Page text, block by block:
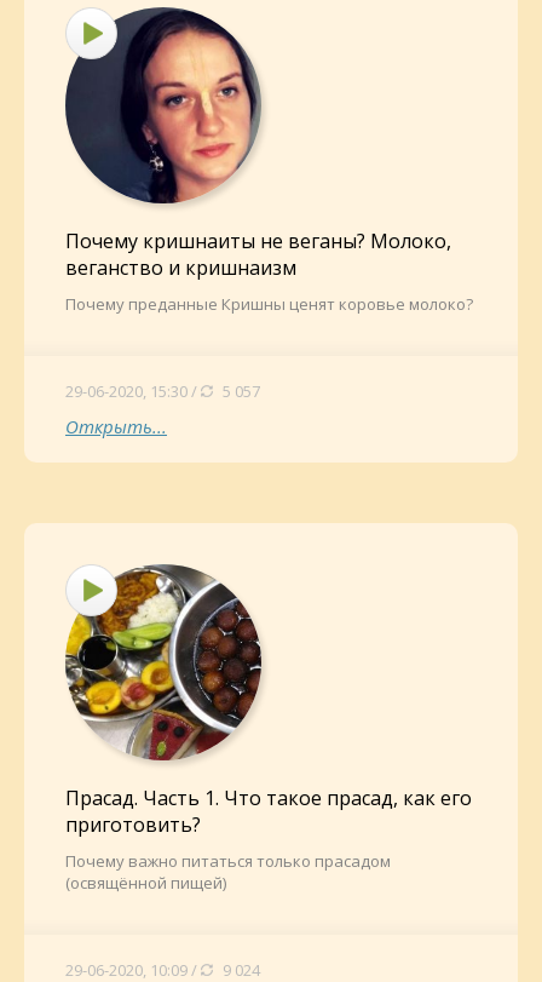
Почему кришнаиты не веганы? Молоко,
веганство и кришнаизм
Почему преданные Кришны ценят коровье молоко?
29-06-2020, 15:30 / 5 057
Открыть...
Прасад. Часть 1. Что такое прасад, как его
приготовить?
Почему важно питаться только прасадом
(освящённой пищей)
29-06-2020, 10:09 / 9 024